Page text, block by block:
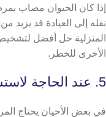
إذا كان الحيوان مصاب
نقله إلى العيادة قد يزيد
المنزلية حل أفضل
الأخرى للخطر.
5. عند الحاجة لاستشارات سريعة
في بعض الأحيان يحتاج